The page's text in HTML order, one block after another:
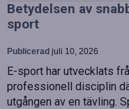
Betydelsen av
sport
Publicerad juli 10, 2026
E-sport har utvecklats
professionell disciplin
utgången av en tävling.